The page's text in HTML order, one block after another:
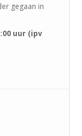
gegaan in
uur (ipv